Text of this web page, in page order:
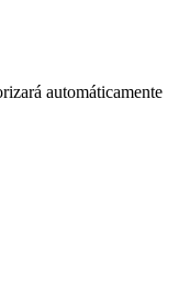
automáticamente